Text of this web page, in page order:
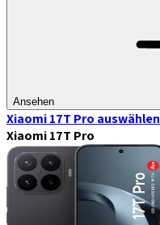
Ansehen
Xiaomi 17T Pro auswählen
Xiaomi 17T Pro